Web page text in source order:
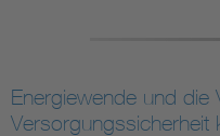
Energiewende und die
Versorgungssicherheit